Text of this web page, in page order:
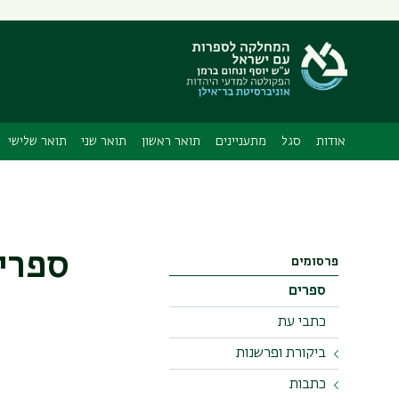
תפריט
משני
אודות סגל מתעניינים תואר ראשון תואר שני תואר שלישי
פרסומים
ספרים
כתבי עת
ביקורת ופרשנות
אודות
כתבות